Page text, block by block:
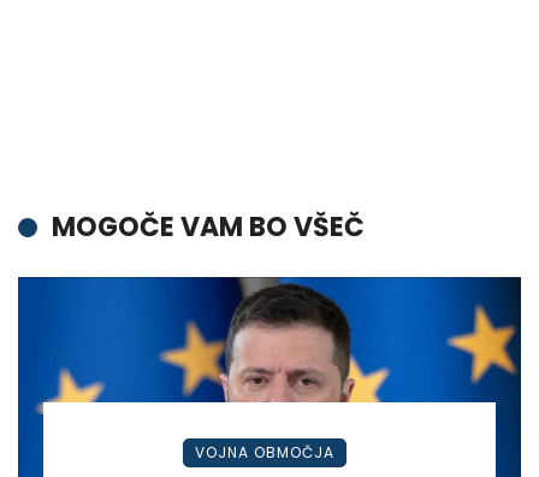
MOGOČE VAM BO VŠEČ
VOJNA OBMOČJA